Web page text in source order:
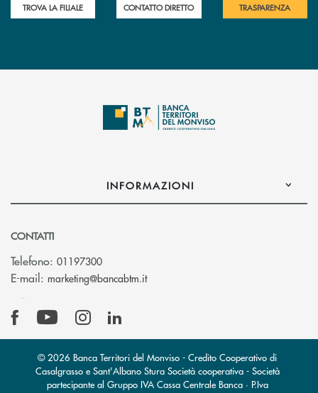
TROVA LA FILIALE CONTATTO DIRETTO TRASPARENZA
INFORMAZIONI
CONTATTI
Telefono: 01197300
E-mail: marketing@bancabtm.it(si apre l’app di posta elettronica)
© 2026 Banca Territori del Monviso - Credito Cooperativo di
Casalgrasso e Sant'Albano Stura Società cooperativa - Società
partecipante al Gruppo IVA Cassa Centrale Banca · P.Iva